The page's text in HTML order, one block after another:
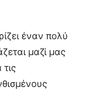
έναν πολύ
μαζί μας